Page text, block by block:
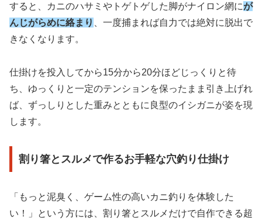
すると、カニのハサミやトゲトゲした脚がナイロン網にが
んじがらめに絡まり
、一度捕まれば自力では絶対に脱出で
きなくなります。
仕掛けを投入してから15分から20分ほどじっくりと待
ち、ゆっくりと一定のテンションを保ったまま引き上げれ
ば、ずっしりとした重みとともに良型のイシガニが姿を現
します。
割り箸とスルメで作るお手軽な穴釣り仕掛け
「もっと泥臭く、ゲーム性の高いカニ釣りを体験した
い！」という方には、割り箸とスルメだけで自作できる超